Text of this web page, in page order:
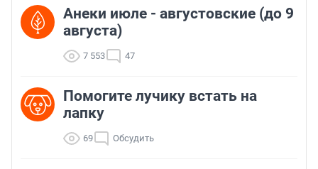
Анеки июле - августовские (до 9
августа)
7 553 47
Помогите лучику встать на
лапку
69 Обсудить